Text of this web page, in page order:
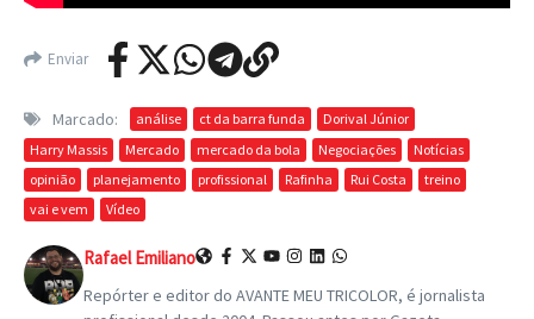
Enviar
Marcado: análise ct da barra funda
Dorival Júnior
Harry Massis
Mercado mercado da bola Negociações
Notícias
opinião
planejamento profissional Rafinha Rui Costa
treino
vai e vem
Vídeo
Rafael Emiliano
Repórter e editor do AVANTE MEU TRICOLOR, é jornalista